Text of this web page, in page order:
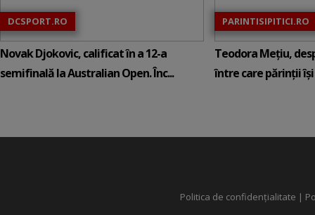
DCSPORT.RO
Novak Djokovic, calificat în a 12-a
semifinală la Australian Open. Înc...
PARINTISIPITICI.RO
Teodora Mețiu,
între care părinții își
Politica de confidențialitate |